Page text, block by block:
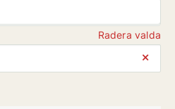
Radera valda
⨯